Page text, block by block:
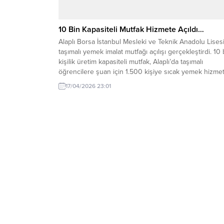
10 Bin Kapasiteli Mutfak Hizmete Açıldı…
Alaplı Borsa İstanbul Mesleki ve Teknik Anadolu
taşımalı yemek imalat mutfağı açılışı gerçekleştirdi. 10
kişilik üretim kapasiteli mutfak, Alaplı’da taşımalı
öğrencilere şuan için 1.500 kişiye sıcak yemek
sunmakta. Açılışa; Alaplı Kaymakamı Selçuk Köksal,
Emniyet Müdürü Baki Acar, Alaplı İlçe Milli Eğitim
17/04/2026 23:01